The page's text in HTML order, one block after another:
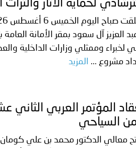
لحماية الآثار
العزيز آل سعود بمقر الأمانة
لخبراء وممثلي وزارات الداخلية
مشروع ...
المزيد
المؤتمر العربي الثاني
السياحي
معالي الدكتور محمد بن علي